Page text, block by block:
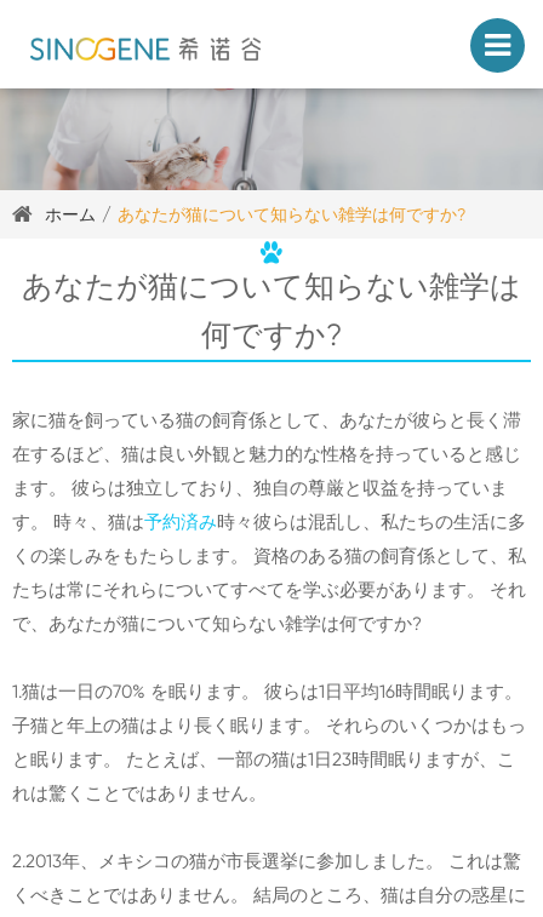
ホーム あなたが猫について知らない雑学は何ですか?
あなたが猫について知らない雑学は
何ですか?
家に猫を飼っている猫の飼育係として、あなたが彼らと長く滞
在するほど、猫は良い外観と魅力的な性格を持っていると感じ
ます。 彼らは独立しており、独自の尊厳と収益を持っていま
す。 時々、猫は予約済み時々彼らは混乱し、私たちの生活に多
くの楽しみをもたらします。 資格のある猫の飼育係として、私
たちは常にそれらについてすべてを学ぶ必要があります。 それ
で、あなたが猫について知らない雑学は何ですか?
1.猫は一日の70% を眠ります。 彼らは1日平均16時間眠ります。
子猫と年上の猫はより長く眠ります。 それらのいくつかはもっ
と眠ります。 たとえば、一部の猫は1日23時間眠りますが、こ
れは驚くことではありません。
2.2013年、メキシコの猫が市長選挙に参加しました。 これは驚
くべきことではありません。 結局のところ、猫は自分の惑星に